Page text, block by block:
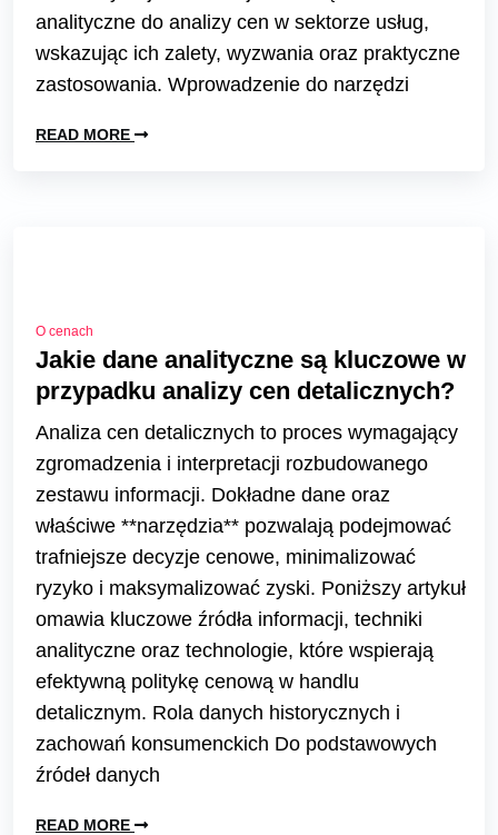
analityczne do analizy cen w sektorze usług,
wskazując ich zalety, wyzwania oraz praktyczne
zastosowania. Wprowadzenie do narzędzi
READ MORE
O cenach
Jakie dane analityczne są kluczowe w
przypadku analizy cen detalicznych?
Analiza cen detalicznych to proces wymagający
zgromadzenia i interpretacji rozbudowanego
zestawu informacji. Dokładne dane oraz
właściwe **narzędzia** pozwalają podejmować
trafniejsze decyzje cenowe, minimalizować
ryzyko i maksymalizować zyski. Poniższy artykuł
omawia kluczowe źródła informacji, techniki
analityczne oraz technologie, które wspierają
efektywną politykę cenową w handlu
detalicznym. Rola danych historycznych i
zachowań konsumenckich Do podstawowych
źródeł danych
READ MORE